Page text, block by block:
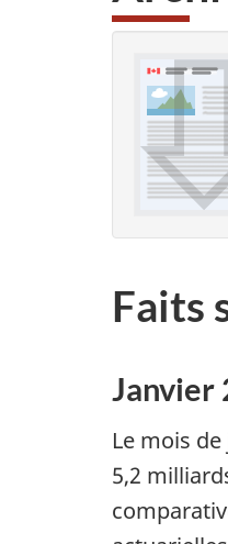
Faits
Janvier
Le mois
5,2